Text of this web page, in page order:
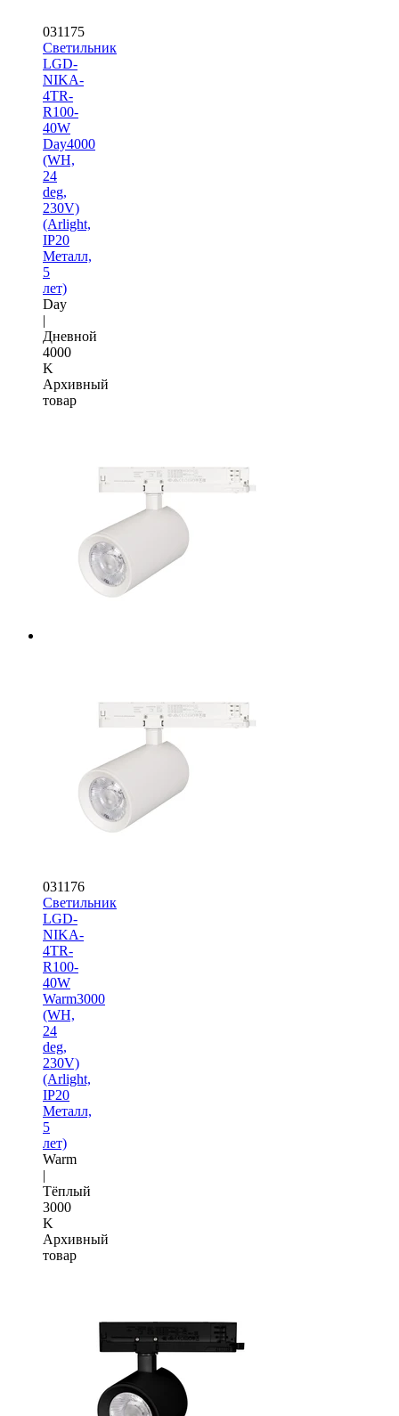
031175
Светильник
LGD-
NIKA-
4TR-
R100-
40W
Day4000
(WH,
24
deg,
230V)
(Arlight,
IP20
Металл,
5
лет)
Day
|
Дневной
4000
K
Архивный
товар
031176
Светильник
LGD-
NIKA-
4TR-
R100-
40W
Warm3000
(WH,
24
deg,
230V)
(Arlight,
IP20
Металл,
5
лет)
Warm
|
Тёплый
3000
K
Архивный
товар